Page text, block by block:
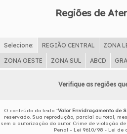
Regiões de
Selecione: REGIÃO CENTRAL ZONA
ZONA OESTE ZONA SUL ABCD
Verifique as regiões
O conteúdo do texto "Valor Envidraçamento de
reservado. Sua reprodução, parcial ou total,
sem a autorização do autor. Crime de violação
Penal – Lei 9610/98 - Lei de